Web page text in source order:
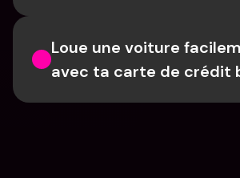
Loue une voiture
avec ta carte de crédit